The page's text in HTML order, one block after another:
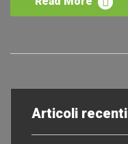
Articoli recenti